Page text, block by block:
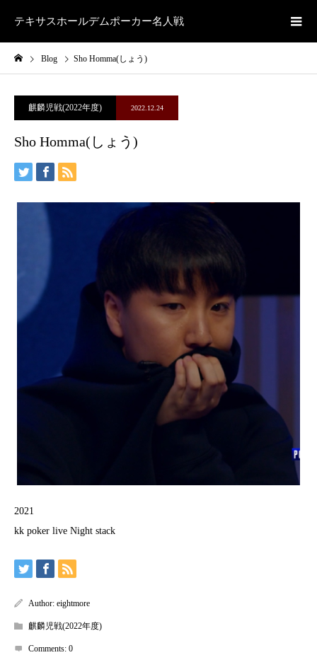
テキサスホールデムポーカー名人戦
Blog Sho Homma(しょう)
麒麟児戦(2022年度) 2022.12.24
Sho Homma(しょう)
2021
kk poker live Night stack
Author: eightmore
麒麟児戦(2022年度)
Comments: 0